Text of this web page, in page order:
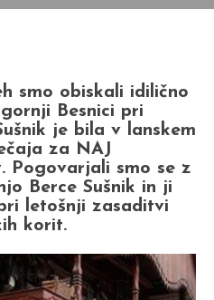
smo obiskali idilično
Besnici pri
je bila v lanskem
za NAJ
Pogovarjali smo se z
Berce Sušnik in ji
letošnji zasaditvi
korit.